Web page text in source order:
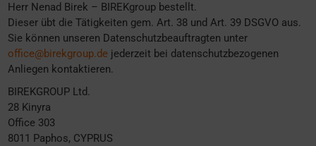
Herr Nenad Birek – BIREKgroup bestellt.
Dieser übt die Tätigkeiten gem. Art. 38 und Art. 39 DSGVO aus.
Sie können unseren Datenschutzbeauftragten unter
office@birekgroup.de jederzeit bei datenschutzbezogenen
Anliegen kontaktieren.
BIREKGROUP Ltd.
28 Kinyra
Office 303
8011 Paphos, CYPRUS